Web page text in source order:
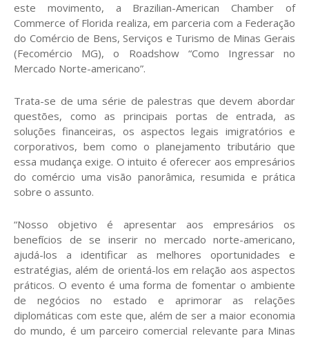
este movimento, a Brazilian-American Chamber of
Commerce of Florida realiza, em parceria com a Federação
do Comércio de Bens, Serviços e Turismo de Minas Gerais
(Fecomércio MG), o Roadshow “Como Ingressar no
Mercado Norte-americano”.
Trata-se de uma série de palestras que devem abordar
questões, como as principais portas de entrada, as
soluções financeiras, os aspectos legais imigratórios e
corporativos, bem como o planejamento tributário que
essa mudança exige. O intuito é oferecer aos empresários
do comércio uma visão panorâmica, resumida e prática
sobre o assunto.
“Nosso objetivo é apresentar aos empresários os
benefícios de se inserir no mercado norte-americano,
ajudá-los a identificar as melhores oportunidades e
estratégias, além de orientá-los em relação aos aspectos
práticos. O evento é uma forma de fomentar o ambiente
de negócios no estado e aprimorar as relações
diplomáticas com este que, além de ser a maior economia
do mundo, é um parceiro comercial relevante para Minas